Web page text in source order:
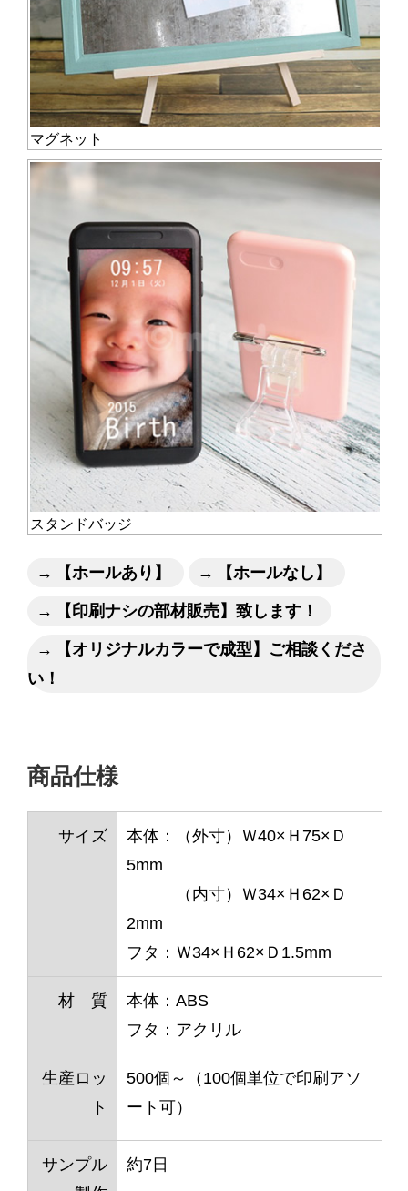
マグネット
スタンドバッジ
【ホールあり】 【ホールなし】
【印刷ナシの部材販売】致します！
【オリジナルカラーで成型】ご相談くださ
い！
商品仕様
サイズ
本体：（外寸）Ｗ40×Ｈ75×Ｄ
5mm
（内寸）Ｗ34×Ｈ62×Ｄ
2mm
フタ：Ｗ34×Ｈ62×Ｄ1.5mm
材 質
本体：ABS
フタ：アクリル
生産ロッ
ト
500個～（100個単位で印刷アソ
ート可）
サンプル
約7日